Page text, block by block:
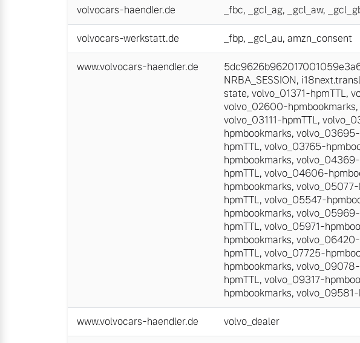
volvocars-haendler.de _fbc, _gcl_ag, _gcl_aw,
volvocars-werkstatt.de _fbp, _gcl_au, amzn_consent
www.volvocars-haendler.de
NRBA_SESSION,
state, volvo_01371-hpmTTL,
volvo_02600-hpmbookmarks,
volvo_03111-hpmTTL,
hpmbookmarks,
hpmTTL, volvo_03765-
hpmbookmarks,
hpmTTL, volvo_04606-
hpmbookmarks, volvo_05077-
hpmTTL, volvo_05547-
hpmbookmarks,
hpmTTL, volvo_05971-
hpmbookmarks,
hpmTTL, volvo_07725-
hpmbookmarks,
hpmTTL, volvo_09317-
hpmbookmarks, volvo_09581-
www.volvocars-haendler.de volvo_dealer